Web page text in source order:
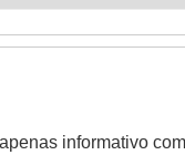
informativo